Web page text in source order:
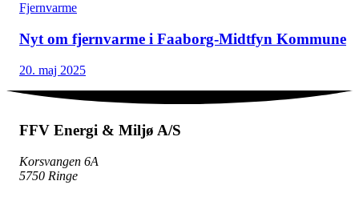
Fjernvarme
Nyt om fjernvarme i Faaborg-Midtfyn Kommune
20. maj 2025
FFV Energi & Miljø A/S
Korsvangen 6A
5750 Ringe